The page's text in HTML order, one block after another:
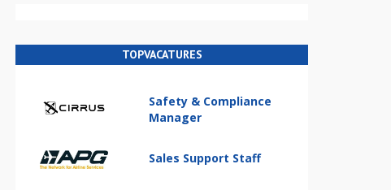
TOPVACATURES
Safety & Compliance
Manager
Sales Support Staff